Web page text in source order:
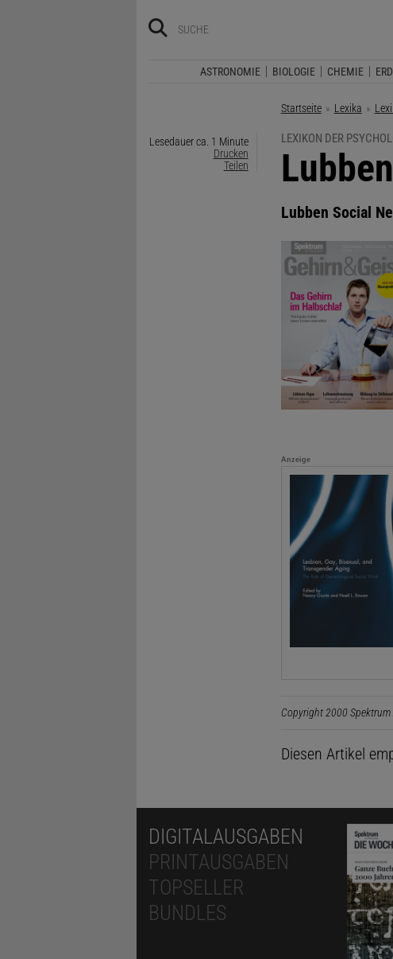
ASTRONOMIE BIOLOGIE CHEMIE
Startseite Lexika
Lesedauer ca. 1 Minute
Drucken
Teilen
LEXIKON DER
:
Lubben Social
Anzeige
Copyright 2000 Spektrum
Diesen Artikel
DIGITALAUSGABEN
PRINTAUSGABEN
TOPSELLER
BUNDLES